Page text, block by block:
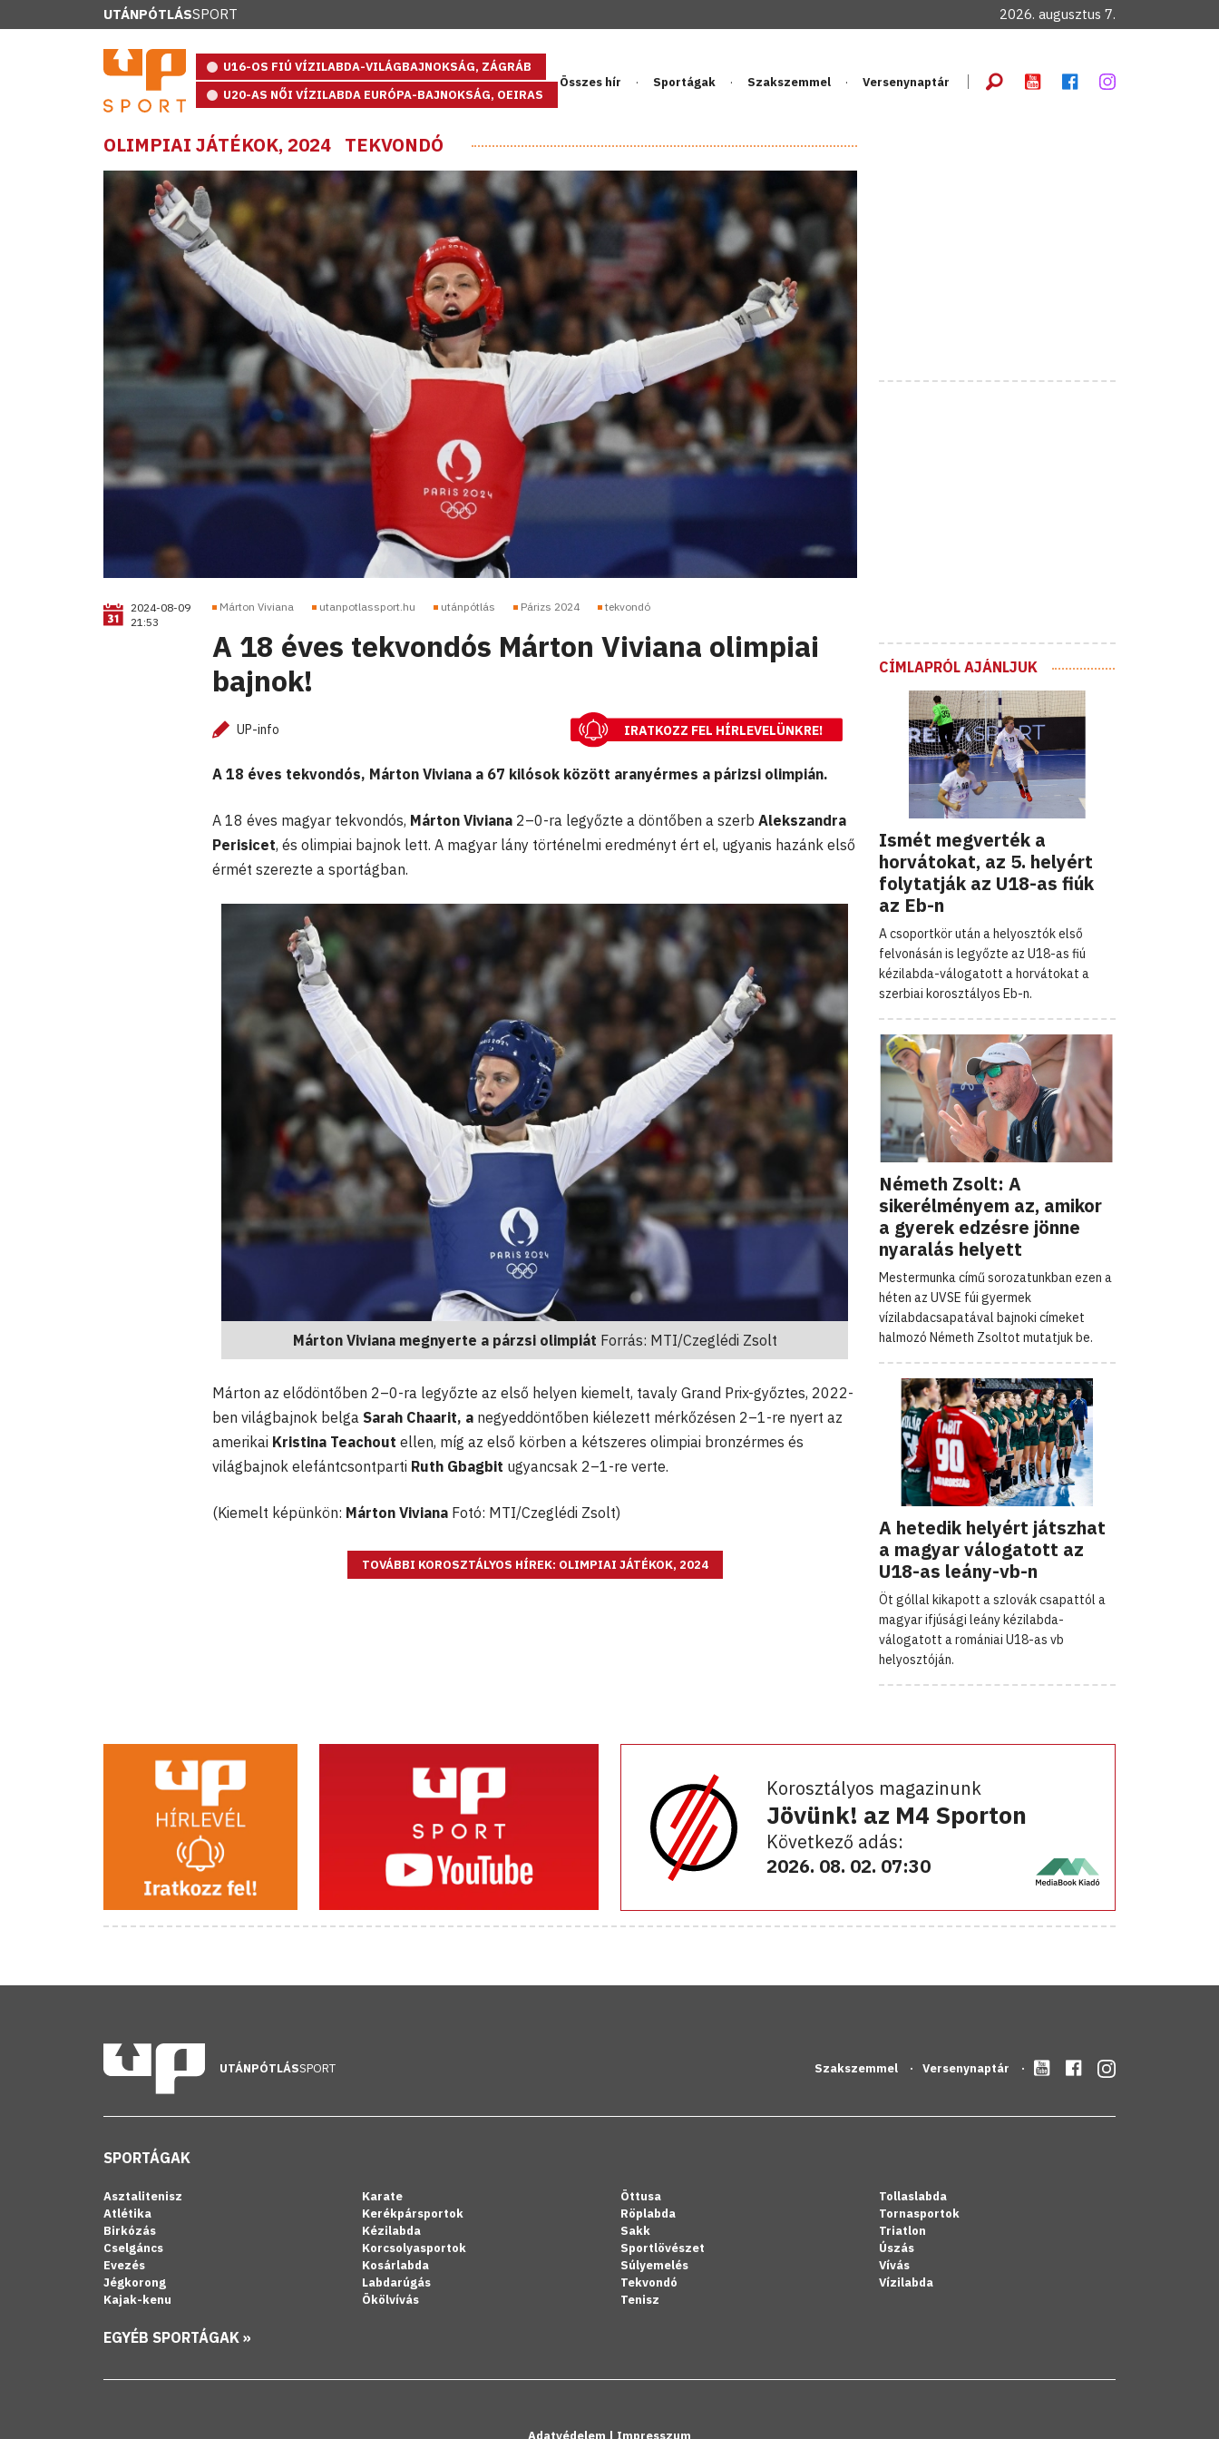
UTÁNPÓTLÁSSPORT 2026. augusztus 7.
U16-OS FIÚ VÍZILABDA-VILÁGBAJNOKSÁG, ZÁGRÁB
U20-AS NŐI VÍZILABDA EURÓPA-BAJNOKSÁG, OEIRAS
Összes hír Sportágak Szakszemmel Versenynaptár
OLIMPIAI JÁTÉKOK, 2024 TEKVONDÓ
2024-08-09
21:53
Márton Viviana utanpotlassport.hu utánpótlás Párizs 2024 tekvondó
A 18 éves tekvondós Márton Viviana olimpiai
bajnok!
UP-info IRATKOZZ FEL HÍRLEVELÜNKRE!
A 18 éves tekvondós, Márton Viviana a 67 kilósok között aranyérmes a párizsi olimpián.
A 18 éves magyar tekvondós, Márton Viviana 2–0-ra legyőzte a döntőben a szerb Alekszandra
Perisicet, és olimpiai bajnok lett. A magyar lány történelmi eredményt ért el, ugyanis hazánk első
érmét szerezte a sportágban.
Márton Viviana megnyerte a párzsi olimpiát Forrás: MTI/Czeglédi Zsolt
Márton az elődöntőben 2–0-ra legyőzte az első helyen kiemelt, tavaly Grand Prix-győztes, 2022-
ben világbajnok belga Sarah Chaarit, a negyeddöntőben kiélezett mérkőzésen 2–1-re nyert az
amerikai Kristina Teachout ellen, míg az első körben a kétszeres olimpiai bronzérmes és
világbajnok elefántcsontparti Ruth Gbagbit ugyancsak 2–1-re verte.
(Kiemelt képünkön: Márton Viviana Fotó: MTI/Czeglédi Zsolt)
TOVÁBBI KOROSZTÁLYOS HÍREK: OLIMPIAI JÁTÉKOK, 2024
CÍMLAPRÓL AJÁNLJUK
Ismét megverték a
horvátokat, az 5. helyért
folytatják az U18-as fiúk
az Eb-n
A csoportkör után a helyosztók első
felvonásán is legyőzte az U18-as fiú
kézilabda-válogatott a horvátokat a
szerbiai korosztályos Eb-n.
Németh Zsolt: A
sikerélményem az, amikor
a gyerek edzésre jönne
nyaralás helyett
Mestermunka című sorozatunkban ezen a
héten az UVSE fúi gyermek
vízilabdacsapatával bajnoki címeket
halmozó Németh Zsoltot mutatjuk be.
A hetedik helyért játszhat
a magyar válogatott az
U18-as leány-vb-n
Öt góllal kikapott a szlovák csapattól a
magyar ifjúsági leány kézilabda-
válogatott a romániai U18-as vb
helyosztóján.
Korosztályos magazinunk
Jövünk! az M4 Sporton
Következő adás:
2026. 08. 02. 07:30
UTÁNPÓTLÁSSPORT Szakszemmel Versenynaptár
SPORTÁGAK
Asztalitenisz
Atlétika
Birkózás
Cselgáncs
Evezés
Jégkorong
Kajak-kenu
Karate
Kerékpársportok
Kézilabda
Korcsolyasportok
Kosárlabda
Labdarúgás
Ökölvívás
Öttusa
Röplabda
Sakk
Sportlövészet
Súlyemelés
Tekvondó
Tenisz
Tollaslabda
Tornasportok
Triatlon
Úszás
Vívás
Vízilabda
EGYÉB SPORTÁGAK »
Adatvédelem | Impresszum